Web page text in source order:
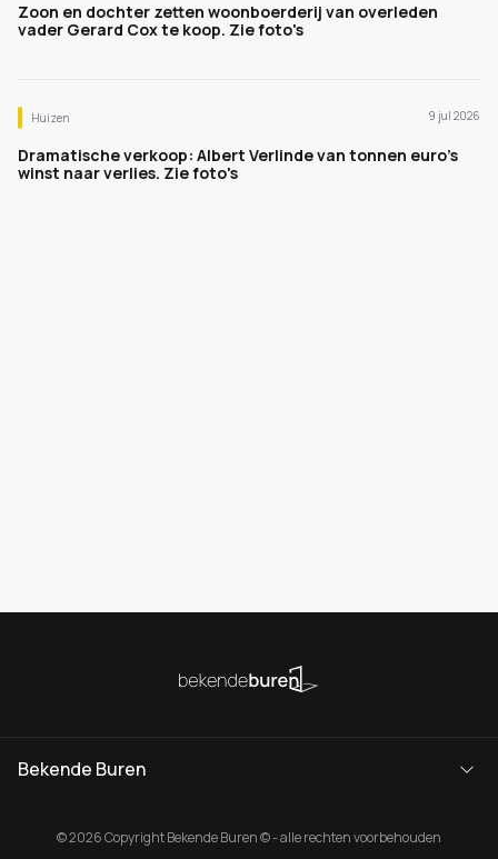
Zoon en dochter zetten woonboerderij van overleden
vader Gerard Cox te koop. Zie foto's
Huizen 9 jul 2026
Dramatische verkoop: Albert Verlinde van tonnen euro's
winst naar verlies. Zie foto's
Bekende Buren
© 2026 Copyright Bekende Buren © - alle rechten voorbehouden